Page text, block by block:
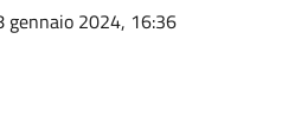
gennaio 2024, 16:36